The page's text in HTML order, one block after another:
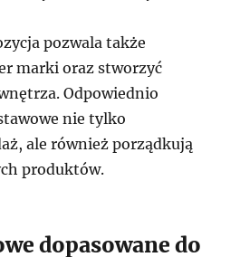
pozwala także
marki oraz stworzyć
Odpowiednio
nie tylko
ale również porządkują
produktów.
dopasowane do